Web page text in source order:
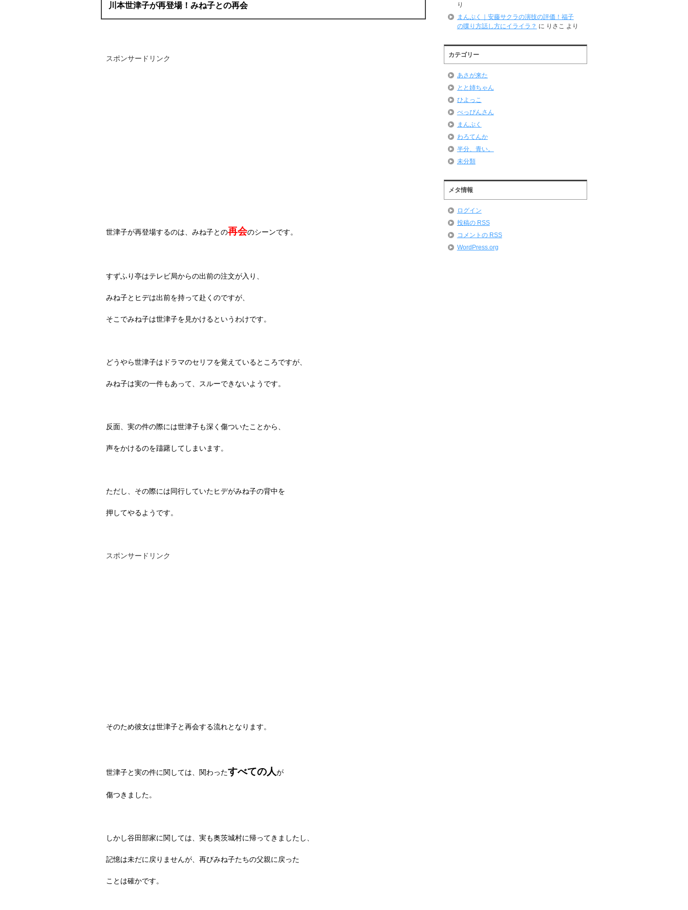
川本世津子が再登場！みね子との再会
スポンサードリンク
世津子が再登場するのは、みね子との再会のシーンです。
すずふり亭はテレビ局からの出前の注文が入り、
みね子とヒデは出前を持って赴くのですが、
そこでみね子は世津子を見かけるというわけです。
どうやら世津子はドラマのセリフを覚えているところですが、
みね子は実の一件もあって、スルーできないようです。
反面、実の件の際には世津子も深く傷ついたことから、
声をかけるのを躊躇してしまいます。
ただし、その際には同行していたヒデがみね子の背中を
押してやるようです。
スポンサードリンク
そのため彼女は世津子と再会する流れとなります。
世津子と実の件に関しては、関わったすべての人が
傷つきました。
しかし谷田部家に関しては、実も奥茨城村に帰ってきましたし、
記憶は未だに戻りませんが、再びみね子たちの父親に戻った
ことは確かです。
り
まんぷく｜安藤サクラの演技の評価！福子
の喋り方話し方にイライラ？ に りさこ より
カテゴリー
あさが来た
とと姉ちゃん
ひよっこ
べっぴんさん
まんぷく
わろてんか
半分、青い。
未分類
メタ情報
ログイン
投稿の RSS
コメントの RSS
WordPress.org